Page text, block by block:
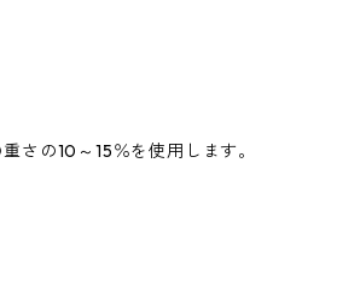
さの10～15％を使用します。